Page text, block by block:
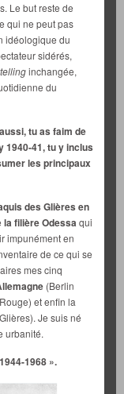
Le but reste de
qui ne peut pas
idéologique du
sidérés,
inchangée,
du
tu as faim de
1940-41, tu y inclus
les principaux
des Glières en
la filière Odessaqui
impunément en
de ce qui se
mes cinq
(Berlin
et enfin la
Je suis né
urbanité.
1968 ».